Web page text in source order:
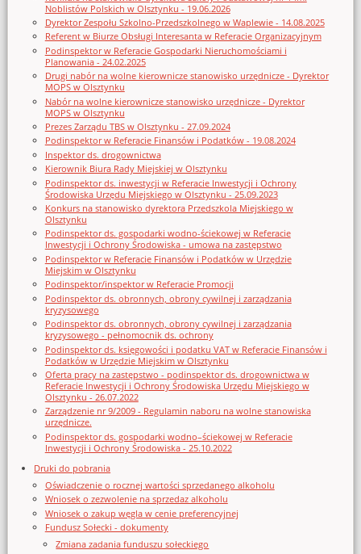
Noblistów Polskich w Olsztynku - 19.06.2026
Dyrektor Zespołu Szkolno-Przedszkolnego w Waplewie - 14.08.2025
Referent w Biurze Obsługi Interesanta w Referacie Organizacyjnym
Podinspektor w Referacie Gospodarki Nieruchomościami i
Planowania - 24.02.2025
Drugi nabór na wolne kierownicze stanowisko urzędnicze - Dyrektor
MOPS w Olsztynku
Nabór na wolne kierownicze stanowisko urzędnicze - Dyrektor
MOPS w Olsztynku
Prezes Zarządu TBS w Olsztynku - 27.09.2024
Podinspektor w Referacie Finansów i Podatków - 19.08.2024
Inspektor ds. drogownictwa
Kierownik Biura Rady Miejskiej w Olsztynku
Podinspektor ds. inwestycji w Referacie Inwestycji i Ochrony
Środowiska Urzędu Miejskiego w Olsztynku - 25.09.2023
Konkurs na stanowisko dyrektora Przedszkola Miejskiego w
Olsztynku
Podinspektor ds. gospodarki wodno-ściekowej w Referacie
Inwestycji i Ochrony Środowiska - umowa na zastępstwo
Podinspektor w Referacie Finansów i Podatków w Urzędzie
Miejskim w Olsztynku
Podinspektor/inspektor w Referacie Promocji
Podinspektor ds. obronnych, obrony cywilnej i zarządzania
kryzysowego
Podinspektor ds. obronnych, obrony cywilnej i zarządzania
kryzysowego - pełnomocnik ds. ochrony
Podinspektor ds. księgowości i podatku VAT w Referacie Finansów i
Podatków w Urzędzie Miejskim w Olsztynku
Oferta pracy na zastępstwo - podinspektor ds. drogownictwa w
Referacie Inwestycji i Ochrony Środowiska Urzędu Miejskiego w
Olsztynku - 26.07.2022
Zarządzenie nr 9/2009 - Regulamin naboru na wolne stanowiska
urzędnicze.
Podinspektor ds. gospodarki wodno–ściekowej w Referacie
Inwestycji i Ochrony Środowiska - 25.10.2022
Druki do pobrania
Oświadczenie o rocznej wartości sprzedanego alkoholu
Wniosek o zezwolenie na sprzedaz alkoholu
Wniosek o zakup węgla w cenie preferencyjnej
Fundusz Sołecki - dokumenty
Zmiana zadania funduszu sołeckiego